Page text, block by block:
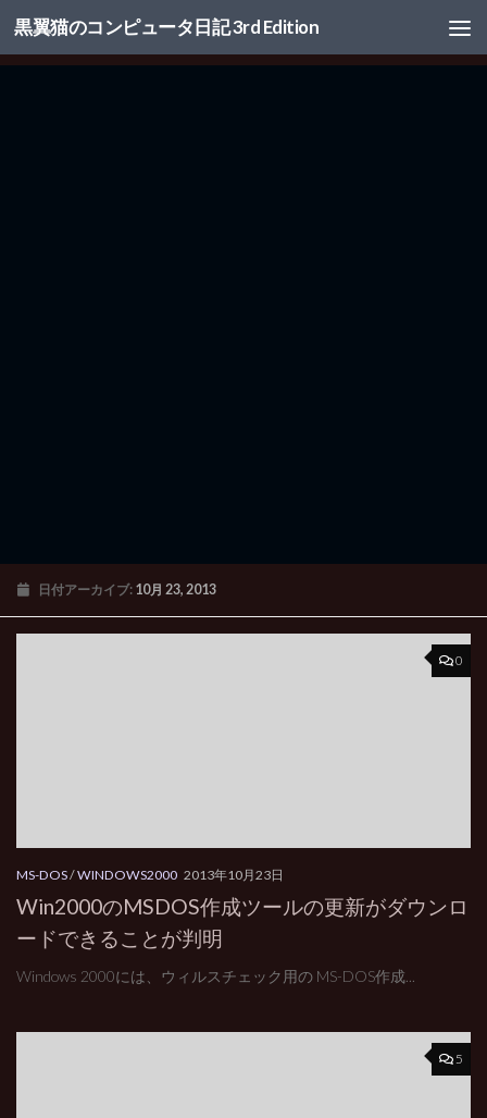
コンテンツへスキップ
黒翼猫のコンピュータ日記 3rd Edition
日付アーカイブ: 10月 23, 2013
0
MS-DOS/WINDOWS2000 2013年10月23日
Win2000のMSDOS作成ツールの更新がダウンロ
ードできることが判明
Windows 2000には、ウィルスチェック用の MS-DOS作成...
5